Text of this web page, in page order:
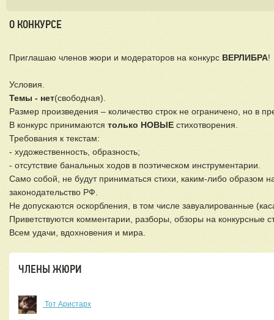
О КОНКУРСЕ
Приглашаю членов жюри и модераторов на конкурс ВЕРЛИБРА!
Условия.
Темы - нет(свободная).
Размер произведения – количество строк не ограничено, но в
В конкурс принимаются только НОВЫЕ стихотворения.
Требования к текстам:
- художественность, образность;
- отсутствие банальных ходов в поэтическом инструментарии.
Само собой, не будут приниматься стихи, каким-либо
законодательство РФ.
Не допускаются оскорбления, в том числе завуалированные
Приветствуются комментарии, разборы, обзоры на конкурсные
Всем удачи, вдохновения и мира.
ЧЛЕНЫ ЖЮРИ
Тот Аристарх